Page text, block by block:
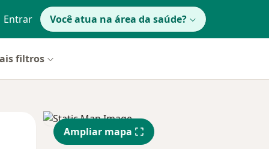
Entrar Você atua na área da saúde?
filtros
Segunda-feira Ter,
11 Ago
Qua
12 Ago
Ampliar mapa